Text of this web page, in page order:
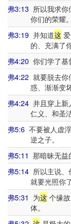
弗3:13 所以我求你
你们的荣耀。
弗3:19 并知道这
的、充满了
弗4:20 你们学了基
弗4:22 就要脱去你
惑、渐渐变
弗4:24 并且穿上新
仁义、和圣洁
弗5:6 不要被人虚
逆之子。
弗5:11 那暗昧无益
弗5:14 所以主说、
就要光照你了
弗5:31 为这 个缘
体。